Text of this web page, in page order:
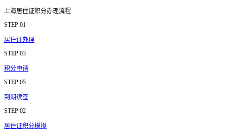
上海居住证积分办理流程
STEP 01
居住证办理
STEP 03
积分申请
STEP 05
到期续签
STEP 02
居住证积分模拟